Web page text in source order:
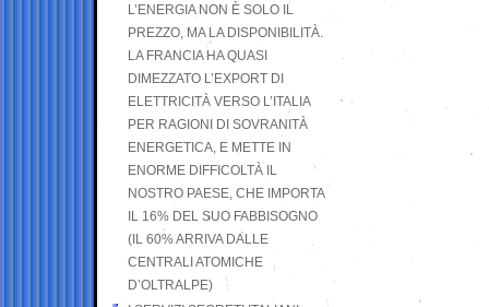
L’ENERGIA NON È SOLO IL
PREZZO, MA LA DISPONIBILITÀ.
LA FRANCIA HA QUASI
DIMEZZATO L’EXPORT DI
ELETTRICITÀ VERSO L’ITALIA
PER RAGIONI DI SOVRANITÀ
ENERGETICA, E METTE IN
ENORME DIFFICOLTÀ IL
NOSTRO PAESE, CHE IMPORTA
IL 16% DEL SUO FABBISOGNO
(IL 60% ARRIVA DALLE
CENTRALI ATOMICHE
D’OLTRALPE)